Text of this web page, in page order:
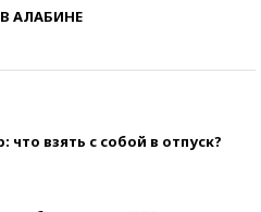
АЛАБИНЕ
взять с собой в отпуск?